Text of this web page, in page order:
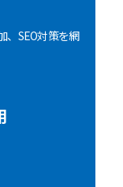
、SEO対策を網